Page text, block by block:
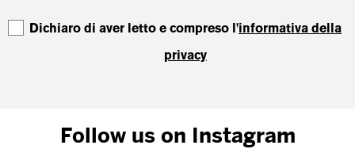
Dichiaro di aver letto e compreso l'informativa della
privacy
Follow us on Instagram